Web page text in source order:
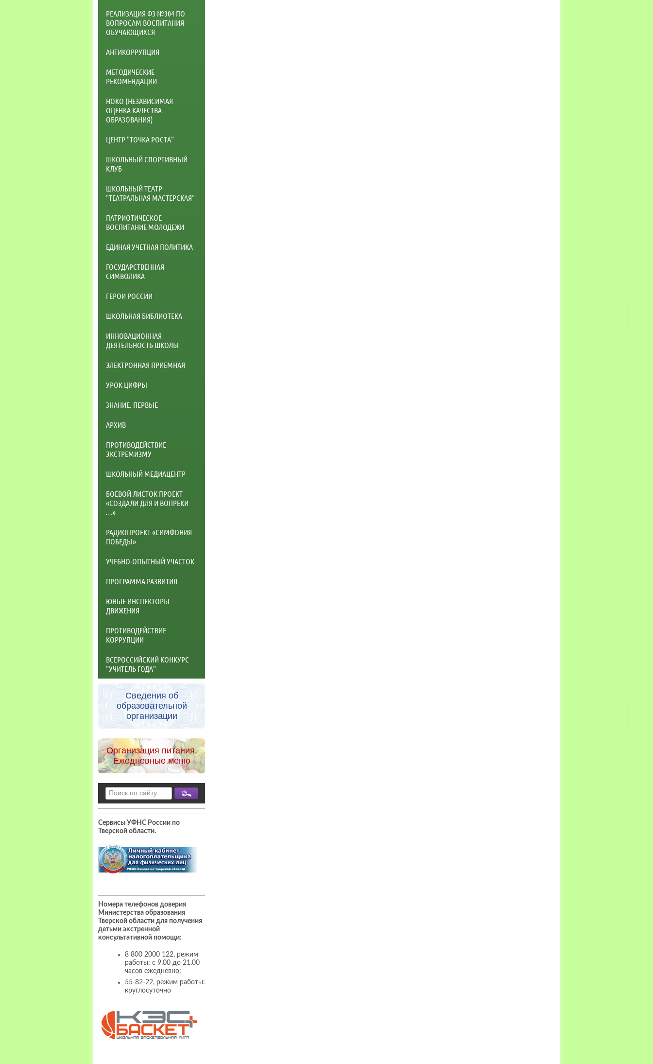
РЕАЛИЗАЦИЯ ФЗ №304 ПО
ВОПРОСАМ ВОСПИТАНИЯ
ОБУЧАЮЩИХСЯ
АНТИКОРРУПЦИЯ
МЕТОДИЧЕСКИЕ
РЕКОМЕНДАЦИИ
НОКО (НЕЗАВИСИМАЯ
ОЦЕНКА КАЧЕСТВА
ОБРАЗОВАНИЯ)
ЦЕНТР "ТОЧКА РОСТА"
ШКОЛЬНЫЙ СПОРТИВНЫЙ
КЛУБ
ШКОЛЬНЫЙ ТЕАТР
"ТЕАТРАЛЬНАЯ МАСТЕРСКАЯ"
ПАТРИОТИЧЕСКОЕ
ВОСПИТАНИЕ МОЛОДЕЖИ
ЕДИНАЯ УЧЕТНАЯ ПОЛИТИКА
ГОСУДАРСТВЕННАЯ
СИМВОЛИКА
ГЕРОИ РОССИИ
ШКОЛЬНАЯ БИБЛИОТЕКА
ИННОВАЦИОННАЯ
ДЕЯТЕЛЬНОСТЬ ШКОЛЫ
ЭЛЕКТРОННАЯ ПРИЕМНАЯ
УРОК ЦИФРЫ
ЗНАНИЕ. ПЕРВЫЕ
АРХИВ
ПРОТИВОДЕЙСТВИЕ
ЭКСТРЕМИЗМУ
ШКОЛЬНЫЙ МЕДИАЦЕНТР
БОЕВОЙ ЛИСТОК ПРОЕКТ
«СОЗДАЛИ ДЛЯ И ВОПРЕКИ
…»
РАДИОПРОЕКТ «СИМФОНИЯ
ПОБЕДЫ»
УЧЕБНО-ОПЫТНЫЙ УЧАСТОК
ПРОГРАММА РАЗВИТИЯ
ЮНЫЕ ИНСПЕКТОРЫ
ДВИЖЕНИЯ
ПРОТИВОДЕЙСТВИЕ
КОРРУПЦИИ
ВСЕРОССИЙСКИЙ КОНКУРС
"УЧИТЕЛЬ ГОДА"
Сведения об
образовательной
организации
Организация питания.
Ежедневные меню
Сервисы УФНС России по
Тверской области.
Номера телефонов доверия
Министерства образования
Тверской области для получения
детьми экстренной
консультативной помощи:
8 800 2000 122, режим
работы: с 9.00 до 21.00
часов ежедневно;
55-82-22, режим работы:
круглосуточно